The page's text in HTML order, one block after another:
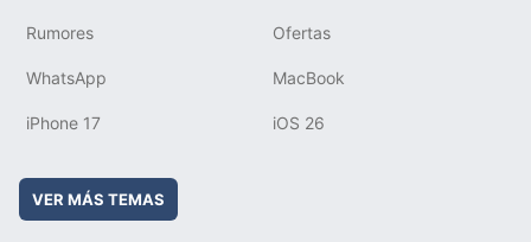
Rumores Ofertas
WhatsApp MacBook
iPhone 17 iOS 26
VER MÁS TEMAS